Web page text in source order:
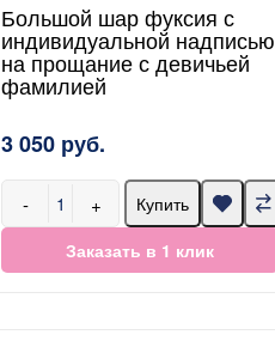
Большой шар фуксия с
индивидуальной надписью
на прощание с девичьей
фамилией
3 050 руб.
- +
Купить
Заказать в 1 клик